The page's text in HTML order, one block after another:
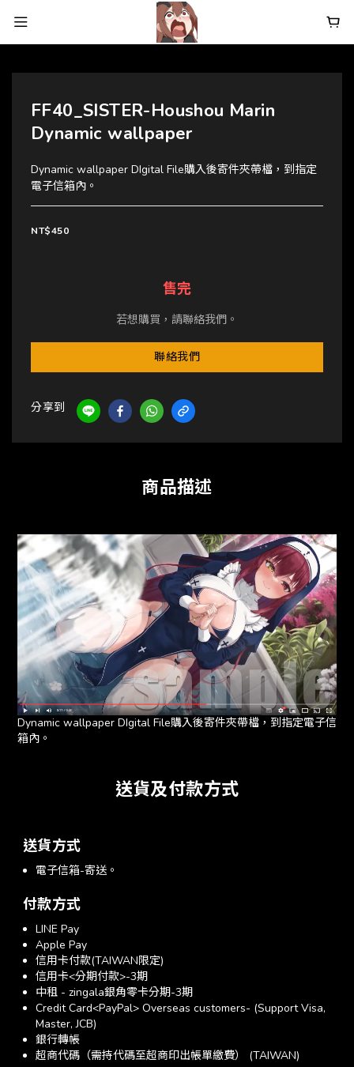
FF40_SISTER-Houshou Marin
Dynamic wallpaper
Dynamic wallpaper DIgital File購入後寄件夾帶檔，到指定
電子信箱內。
NT$450
售完
若想購買，請聯絡我們。
聯絡我們
分享到
商品描述
Dynamic wallpaper DIgital File購入後寄件夾帶檔，到指定電子信
箱內。
送貨及付款方式
送貨方式
電子信箱-寄送。
付款方式
LINE Pay
Apple Pay
信用卡付款(TAIWAN限定)
信用卡<分期付款>-3期
中租 - zingala銀角零卡分期-3期
Credit Card<PayPal> Overseas customers- (Support Visa,
Master, JCB)
銀行轉帳
超商代碼（需持代碼至超商印出帳單繳費） (TAIWAN)